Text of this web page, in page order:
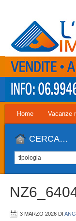
Home Vacanze
CERCA…
3 MARZO 2026 DI